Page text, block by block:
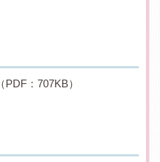
（PDF：707KB）